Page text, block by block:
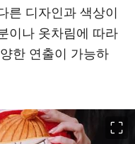
른 디자인과 색상이
이나 옷차림에 따라
한 연출이 가능하